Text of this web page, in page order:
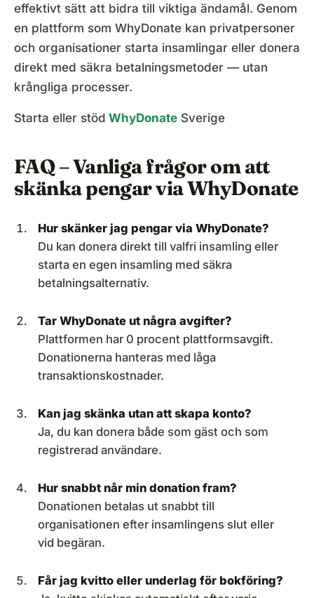
effektivt sätt att bidra till viktiga ändamål. Genom
en plattform som WhyDonate kan privatpersoner
och organisationer starta insamlingar eller donera
direkt med säkra betalningsmetoder — utan
krångliga processer.
Starta eller stöd WhyDonate Sverige
FAQ – Vanliga frågor om att
skänka pengar via WhyDonate
Hur skänker jag pengar via WhyDonate?
Du kan donera direkt till valfri insamling eller
starta en egen insamling med säkra
betalningsalternativ.
Tar WhyDonate ut några avgifter?
Plattformen har 0 procent plattformsavgift.
Donationerna hanteras med låga
transaktionskostnader.
Kan jag skänka utan att skapa konto?
Ja, du kan donera både som gäst och som
registrerad användare.
Hur snabbt når min donation fram?
Donationen betalas ut snabbt till
organisationen efter insamlingens slut eller
vid begäran.
Får jag kvitto eller underlag för bokföring?